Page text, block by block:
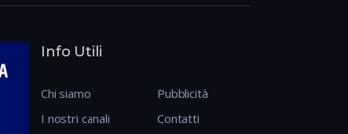
Info Utili
Chi siamo
I nostri canali
Pubblicità
Contatti